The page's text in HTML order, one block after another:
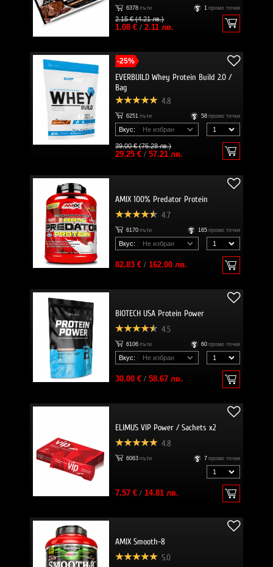
6378 пъти 1 промо точки
2.15 € (4.21 лв.)
1.08 €/ 2.11 лв.
-25%
EVERBUILD Whey Protein Build 2.0 /
Bag
4.8
6251 пъти 58 промо точки
Вкус:
39.00 € (76.28 лв.)
29.25 €/ 57.21 лв.
AMIX 100% Predator Protein
4.7
6170 пъти 165 промо точки
Вкус:
82.83 €/ 162.00 лв.
BIOTECH USA Protein Power
4.5
6106 пъти 60 промо точки
Вкус:
30.00 €/ 58.67 лв.
ELIMUS VIP Power / Sachets x2
4.8
6063 пъти 7 промо точки
7.57 €/ 14.81 лв.
AMIX Smooth-8
5.0